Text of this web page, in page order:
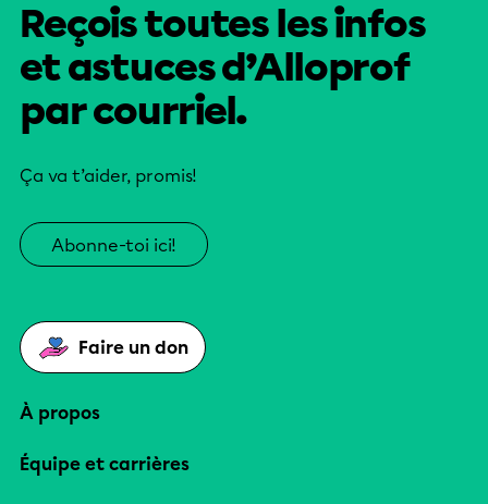
Reçois toutes les infos
et astuces d’Alloprof
par courriel.
Ça va t’aider, promis!
Abonne-toi ici!
Faire un don
À propos
Équipe et carrières